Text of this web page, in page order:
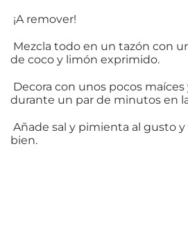
¡A remover!
Mezcla todo en un tazón con
de coco y limón exprimido.
Decora con unos pocos
durante un par de minutos en
Añade sal y pimienta al gusto
bien.